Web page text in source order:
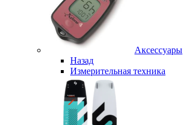
Аксессуары
Назад
Измерительная техника